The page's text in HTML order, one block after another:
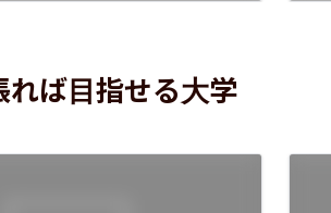
れば目指せる大学